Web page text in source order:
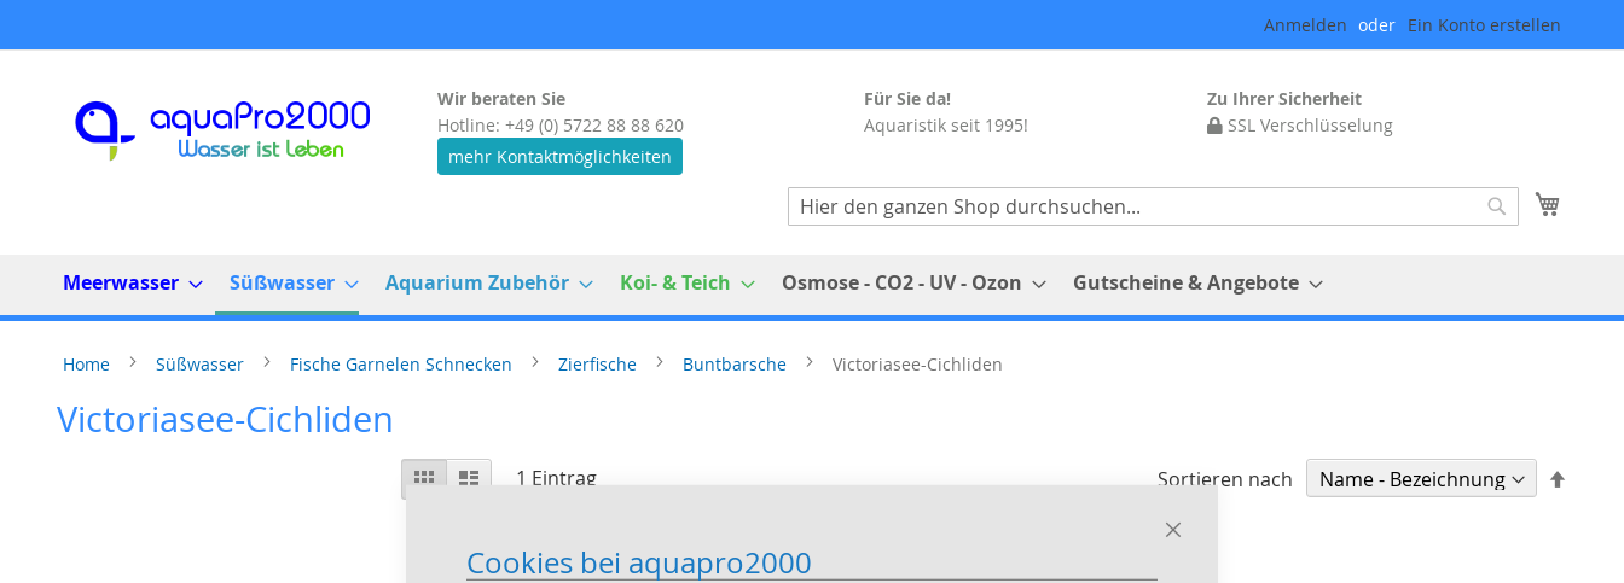
Close
Cookies bei aquapro2000
zum
Anmelden Ein Konto erstellen
Wir beraten Sie
Hotline: +49 (0) 5722 88 88 620
mehr Kontaktmöglichkeiten
Für Sie da!
Aquaristik seit 1995!
Zu Ihrer Sicherheit
SSL Verschlüsselung
Suche
Meerwasser
Süßwasser Aquarium Zubehör Koi- & Teich Osmose - CO2 - UV - Ozon Gutscheine & Angebote
Home Süßwasser Fische Garnelen Schnecken Zierfische Buntbarsche Victoriasee-Cichliden
Victoriasee-Cichliden
Ansicht
RasterListe1 Eintrag Sortieren nach